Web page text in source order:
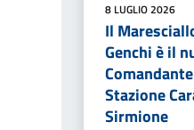
8 LUGLIO 2026
Il
Genchi è il
Stazione
Sirmione